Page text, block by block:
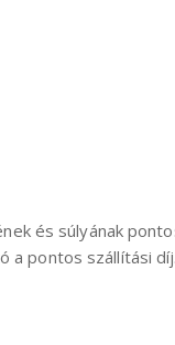
és súlyának
a pontos szállítási díj.